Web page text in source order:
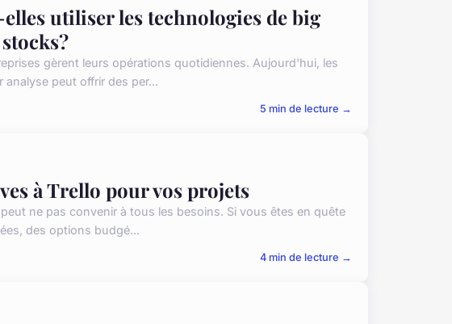
utiliser les technologies de big
gèrent leurs opérations quotidiennes. Aujourd'hui, les
peut offrir des per...
5 min de lecture →
à Trello pour vos projets
ne pas convenir à tous les besoins. Si vous êtes en quête
des options budgé...
4 min de lecture →